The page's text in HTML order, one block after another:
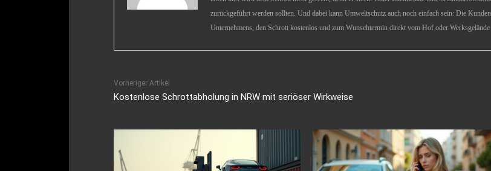
zurückgeführt werden sollten. Und dabei kann Umweltschutz auch noch einfach sein: Die
Unternehmens, den Schrott kostenlos und zum Wunschtermin direkt vom Hof oder Werksgelände
Vorheriger Artikel
Kostenlose Schrottabholung in NRW mit seriöser Wirkweise